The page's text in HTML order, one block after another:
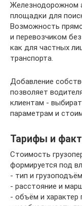
Железнодорожном
площадки для
Возможность
и перевозчиком
как для частных
транспорта.
Добавление
позволяет
клиентам -
параметрам и
Тарифы и
Стоимость
формируется под
- тип и
- расстояние и
- объём и характер